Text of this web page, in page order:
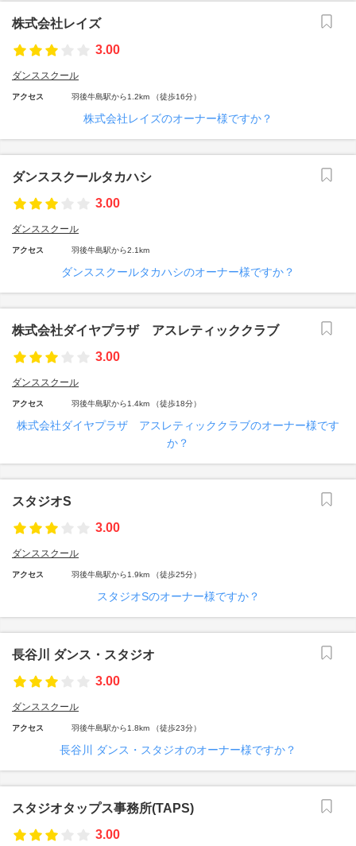
株式会社レイズ
3.00
ダンススクール
アクセス 羽後牛島駅から1.2km （徒歩16分）
株式会社レイズのオーナー様ですか？
ダンススクールタカハシ
3.00
ダンススクール
アクセス 羽後牛島駅から2.1km
ダンススクールタカハシのオーナー様ですか？
株式会社ダイヤプラザ アスレティッククラブ
3.00
ダンススクール
アクセス 羽後牛島駅から1.4km （徒歩18分）
株式会社ダイヤプラザ アスレティッククラブのオーナー様です
か？
スタジオS
3.00
ダンススクール
アクセス 羽後牛島駅から1.9km （徒歩25分）
スタジオSのオーナー様ですか？
長谷川 ダンス・スタジオ
3.00
ダンススクール
アクセス 羽後牛島駅から1.8km （徒歩23分）
長谷川 ダンス・スタジオのオーナー様ですか？
スタジオタップス事務所(TAPS)
3.00